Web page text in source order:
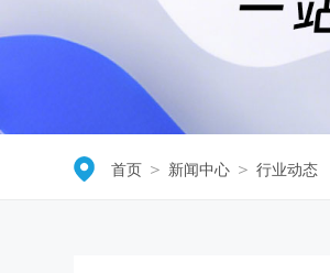
首页 ＞ 新闻中心 ＞ 行业动态